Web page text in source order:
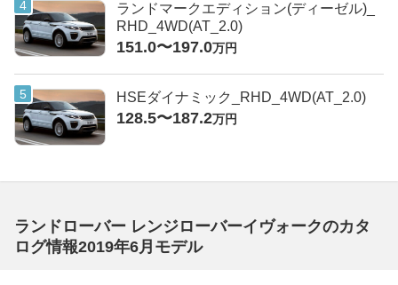
ランドマークエディション(ディーゼル)_
RHD_4WD(AT_2.0)
151.0〜197.0万円
HSEダイナミック_RHD_4WD(AT_2.0)
128.5〜187.2万円
ランドローバー レンジローバーイヴォークのカタ
ログ情報2019年6月モデル